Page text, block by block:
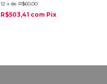
12 x de R$60,00
R$503,41 com Pix